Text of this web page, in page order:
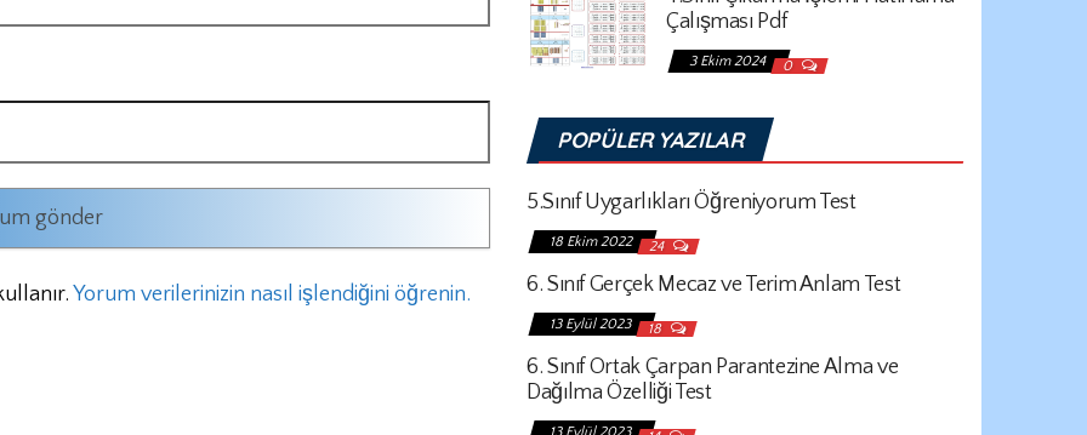
Yorum verilerinizin nasıl işlendiğini öğrenin.
Çalışması Pdf
3 Ekim 2024 0
POPÜLER YAZILAR
5.Sınıf Uygarlıkları Öğreniyorum Test
18 Ekim 2022 24
6. Sınıf Gerçek Mecaz ve Terim Anlam Test
13 Eylül 2023 18
6. Sınıf Ortak Çarpan Parantezine Alma ve
Dağılma Özelliği Test